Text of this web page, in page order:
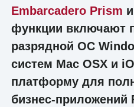
Embarcadero Prism и
функции включают
разрядной ОС
систем Mac OSX и
платформу для
бизнес-приложений